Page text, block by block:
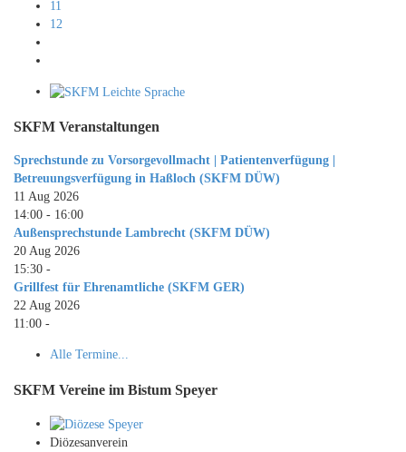
11
12
SKFM Veranstaltungen
Sprechstunde zu Vorsorgevollmacht | Patientenverfügung |
Betreuungsverfügung in Haßloch (SKFM DÜW)
11 Aug 2026
14:00 - 16:00
Außensprechstunde Lambrecht (SKFM DÜW)
20 Aug 2026
15:30 -
Grillfest für Ehrenamtliche (SKFM GER)
22 Aug 2026
11:00 -
Alle Termine...
SKFM Vereine im Bistum Speyer
Diözesanverein